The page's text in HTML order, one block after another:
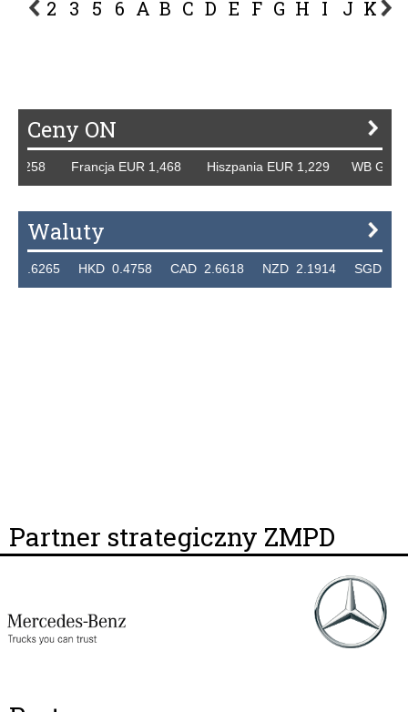
2 3 5 6 A B C D E F G H I J K L
Ceny ON
Francja EUR 1,468 Hiszpania EUR 1,229 WB GBP
Waluty
HKD 0.4758 CAD 2.6618 NZD 2.1914 SGD 2.9123
Partner strategiczny ZMPD